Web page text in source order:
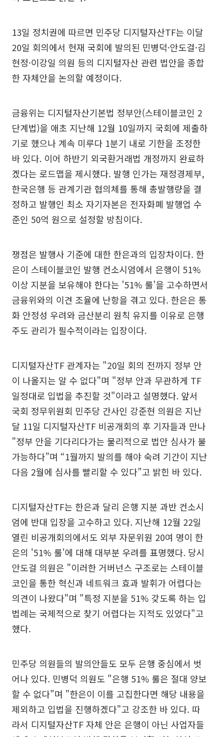
13일 정치권에 따르면 민주당 디지털자산TF는 이달
20일 회의에서 현재 국회에 발의된 민병덕·안도걸·김
현정·이강일 의원 등의 디지털자산 관련 법안을 종합
한 자체안을 논의할 예정이다.
금융위는 디지털자산기본법 정부안(스테이블코인 2
단계법)을 애초 지난해 12월 10일까지 국회에 제출하
기로 했으나 계속 미루다 1분기 내로 기한을 조정한
바 있다. 이어 하반기 외국환거래법 개정까지 완료하
겠다는 로드맵을 제시했다. 발행 인가는 재정경제부,
한국은행 등 관계기관 협의체를 통해 총발행량을 결
정하고 발행인 최소 자기자본은 전자화폐 발행업 수
준인 50억 원으로 설정할 방침이다.
쟁점은 발행사 기준에 대한 한은과의 입장차이다. 한
은이 스테이블코인 발행 컨소시엄에서 은행이 51%
이상 지분을 보유해야 한다는 '51% 룰'을 고수하면서
금융위와의 이견 조율에 난항을 겪고 있다. 한은은 통
화 안정성 우려와 금산분리 원칙 유지를 이유로 은행
주도 관리가 필수적이라는 입장이다.
디지털자산TF 관계자는 "20일 회의 전까지 정부 안
이 나올지는 알 수 없다"며 "정부 안과 무관하게 TF
일정대로 입법을 추진할 것"이라고 설명했다. 앞서
국회 정무위원회 민주당 간사인 강준현 의원은 지난
달 11일 디지털자산TF 비공개회의 후 기자들과 만나
"정부 안을 기다리다가는 물리적으로 법안 심사가 불
가능하다”며 “1월까지 발의를 해야 숙려 기간이 지난
다음 2월에 심사를 빨리할 수 있다”고 밝힌 바 있다.
디지털자산TF는 한은과 달리 은행 지분 과반 컨소시
엄에 반대 입장을 고수하고 있다. 지난해 12월 22일
열린 비공개회의에서도 외부 자문위원 20여 명이 한
은의 '51% 룰'에 대해 대부분 우려를 표명했다. 당시
안도걸 의원은 "이러한 거버넌스 구조로는 스테이블
코인을 통한 혁신과 네트워크 효과 발휘가 어렵다는
의견이 나왔다"며 "특정 지분을 51% 갖도록 하는 입
법례는 국제적으로 찾기 어렵다는 지적도 있었다"고
했다.
민주당 의원들의 발의안들도 모두 은행 중심에서 벗
어나 있다. 민병덕 의원도 "은행 51% 룰은 절대 양보
할 수 없다"며 "한은이 이를 고집한다면 해당 내용을
제외하고 입법을 진행하겠다"고 강조한 바 있다. 따
라서 디지털자산TF 자체 안은 은행이 아닌 사업자들